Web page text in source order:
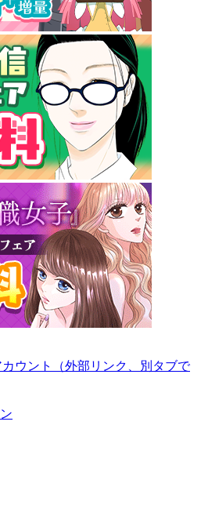
ウント
（外部リンク、別タブで